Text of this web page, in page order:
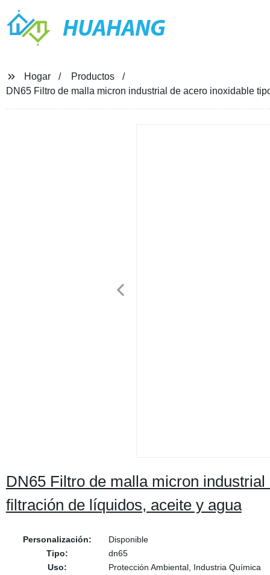
HUAHANG
Hogar
Productos
DN65 Filtro de malla micron industrial de acero inoxidable
DN65 Filtro de malla micron
filtración de líquidos, aceite y agua
Personalización:
Disponible
Tipo:
dn65
Uso:
Protección Ambiental, Industria Química